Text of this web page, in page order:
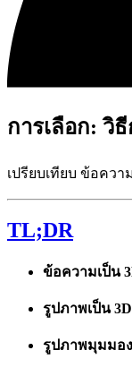
การเลือก: วิ
เปรียบเทียบ ข้อคว
TL;DR
ข้อความเป็น
รูปภาพเป็น 3D
รูปภาพมุมมอ